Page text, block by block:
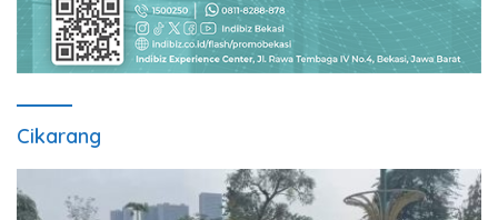
Cikarang